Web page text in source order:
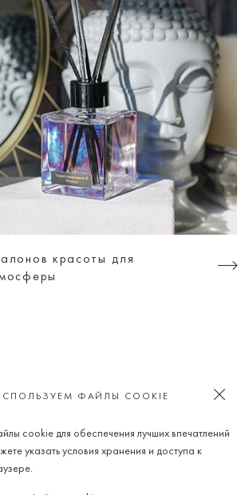
красоты для
В СОЦИАЛЬНЫХ СЕТЯХ
ФАЙЛЫ COOKIE
cookie для обеспечения лучших впечатлений
указать условия хранения и доступа к